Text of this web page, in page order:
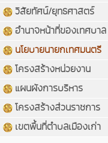
วิสัยทัศน์/ยุทธศาสตร์
อำนาจหน้าที่ของเทศบาล
นโยบายนายกเทศมนตรี
โครงสร้างหน่วยงาน
แผนผังการบริหาร
โครงสร้างส่วนราชการ
เขตพื้นที่ตำบลเมืองเก่า